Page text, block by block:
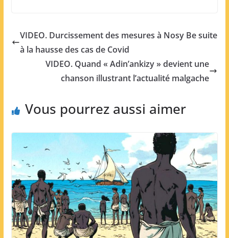
VIDEO. Durcissement des mesures à Nosy Be suite
à la hausse des cas de Covid
VIDEO. Quand « Adin’ankizy » devient une
chanson illustrant l’actualité malgache
Vous pourrez aussi aimer